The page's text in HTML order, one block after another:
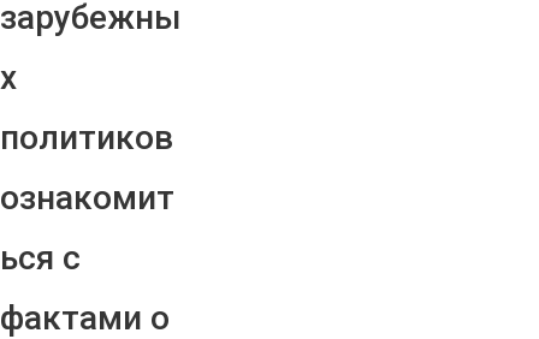
зарубежны
х
политиков
ознакомит
ься с
фактами о